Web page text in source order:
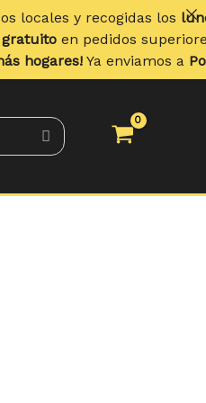
loslunes. Envíos a
superiores a70 €.
a Portugal y